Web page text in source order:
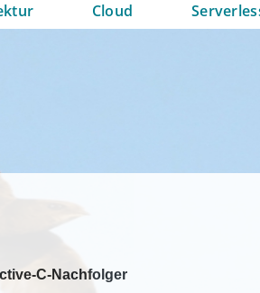
Cloud
C-Nachfolger